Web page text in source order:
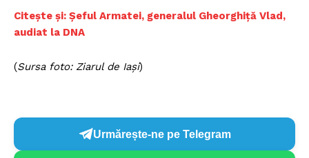
Citește și: Șeful Armatei, generalul Gheorghiță Vlad,
audiat la DNA
(Sursa foto: Ziarul de Iași)
Urmărește-ne pe Telegram